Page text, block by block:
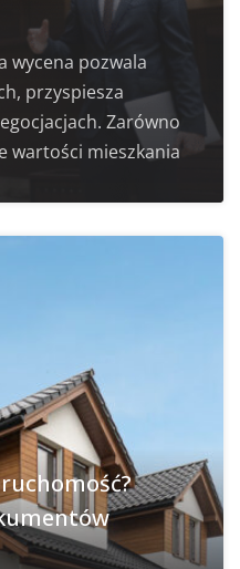
wycena pozwala
przyspiesza
Zarówno
wartości mieszkania